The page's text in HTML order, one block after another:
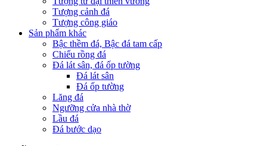
Tượng cảnh đá
Tượng công giáo
Sản phẩm khác
Bậc thềm đá, Bậc đá tam cấp
Chiếu rồng đá
Đá lát sân, đá ốp tường
Đá lát sân
Đá ốp tường
Lăng đá
Ngưỡng cửa nhà thờ
Lầu đá
Đá bước dạo